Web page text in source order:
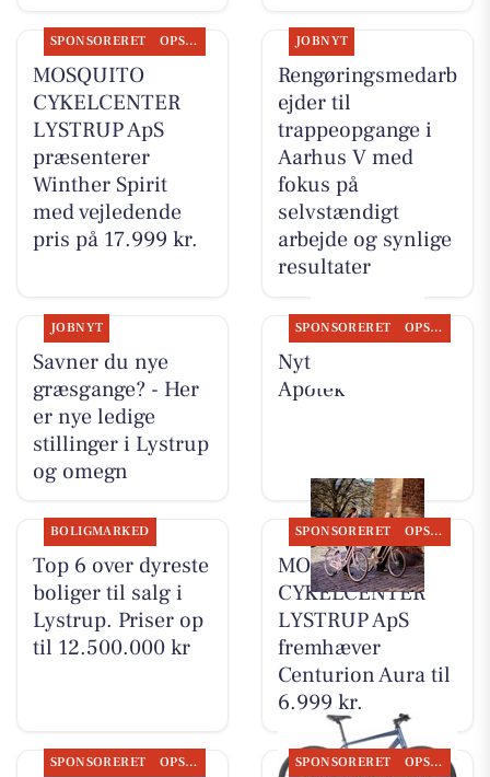
SPONSORERET OPSLAGSTAVLEN
MOSQUITO
CYKELCENTER
LYSTRUP ApS
præsenterer
Winther Spirit
med vejledende
pris på 17.999 kr.
JOBNYT
Rengøringsmedarb
ejder til
trappeopgange i
Aarhus V med
fokus på
selvstændigt
arbejde og synlige
resultater
JOBNYT
Savner du nye
græsgange? - Her
er nye ledige
stillinger i Lystrup
og omegn
SPONSORERET OPSLAGSTAVLEN
Nyt fra Lystrup
Apotek
BOLIGMARKED
Top 6 over dyreste
boliger til salg i
Lystrup. Priser op
til 12.500.000 kr
SPONSORERET OPSLAGSTAVLEN
MOSQUITO
CYKELCENTER
LYSTRUP ApS
fremhæver
Centurion Aura til
6.999 kr.
SPONSORERET OPSLAGSTAVLEN SPONSORERET OPSLAGSTAVLEN